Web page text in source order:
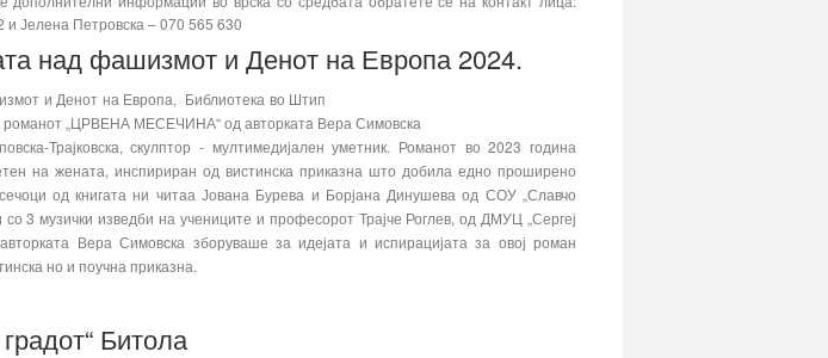
Јелена Петровска – 070 565 630
над фашизмот и Денот на Европа 2024.
и Денот на Европа, Библиотека во Штип
романот „ЦРВЕНА МЕСЕЧИНА“ од авторкатa Вера Симовска
Трајковска, скулптор - мултимедијален уметник. Романот во 2023 година
на жената, инспириран од вистинска приказна што добила едно проширено
од книгата ни читаа Јована Бурева и Борјана Динушева од СОУ „Славчо
со 3 музички изведби на учениците и професорот Трајче Роглев, од ДМУЦ „Сергеј
Вера Симовска зборуваше за идејата и испирацијата за овој роман
но и поучна приказна.
Битола